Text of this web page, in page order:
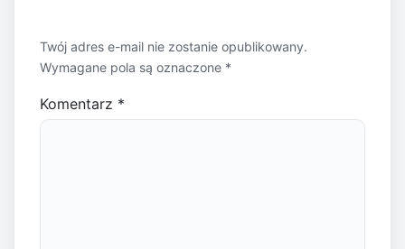
Twój adres e-mail nie zostanie opublikowany.
Wymagane pola są oznaczone *
Komentarz *